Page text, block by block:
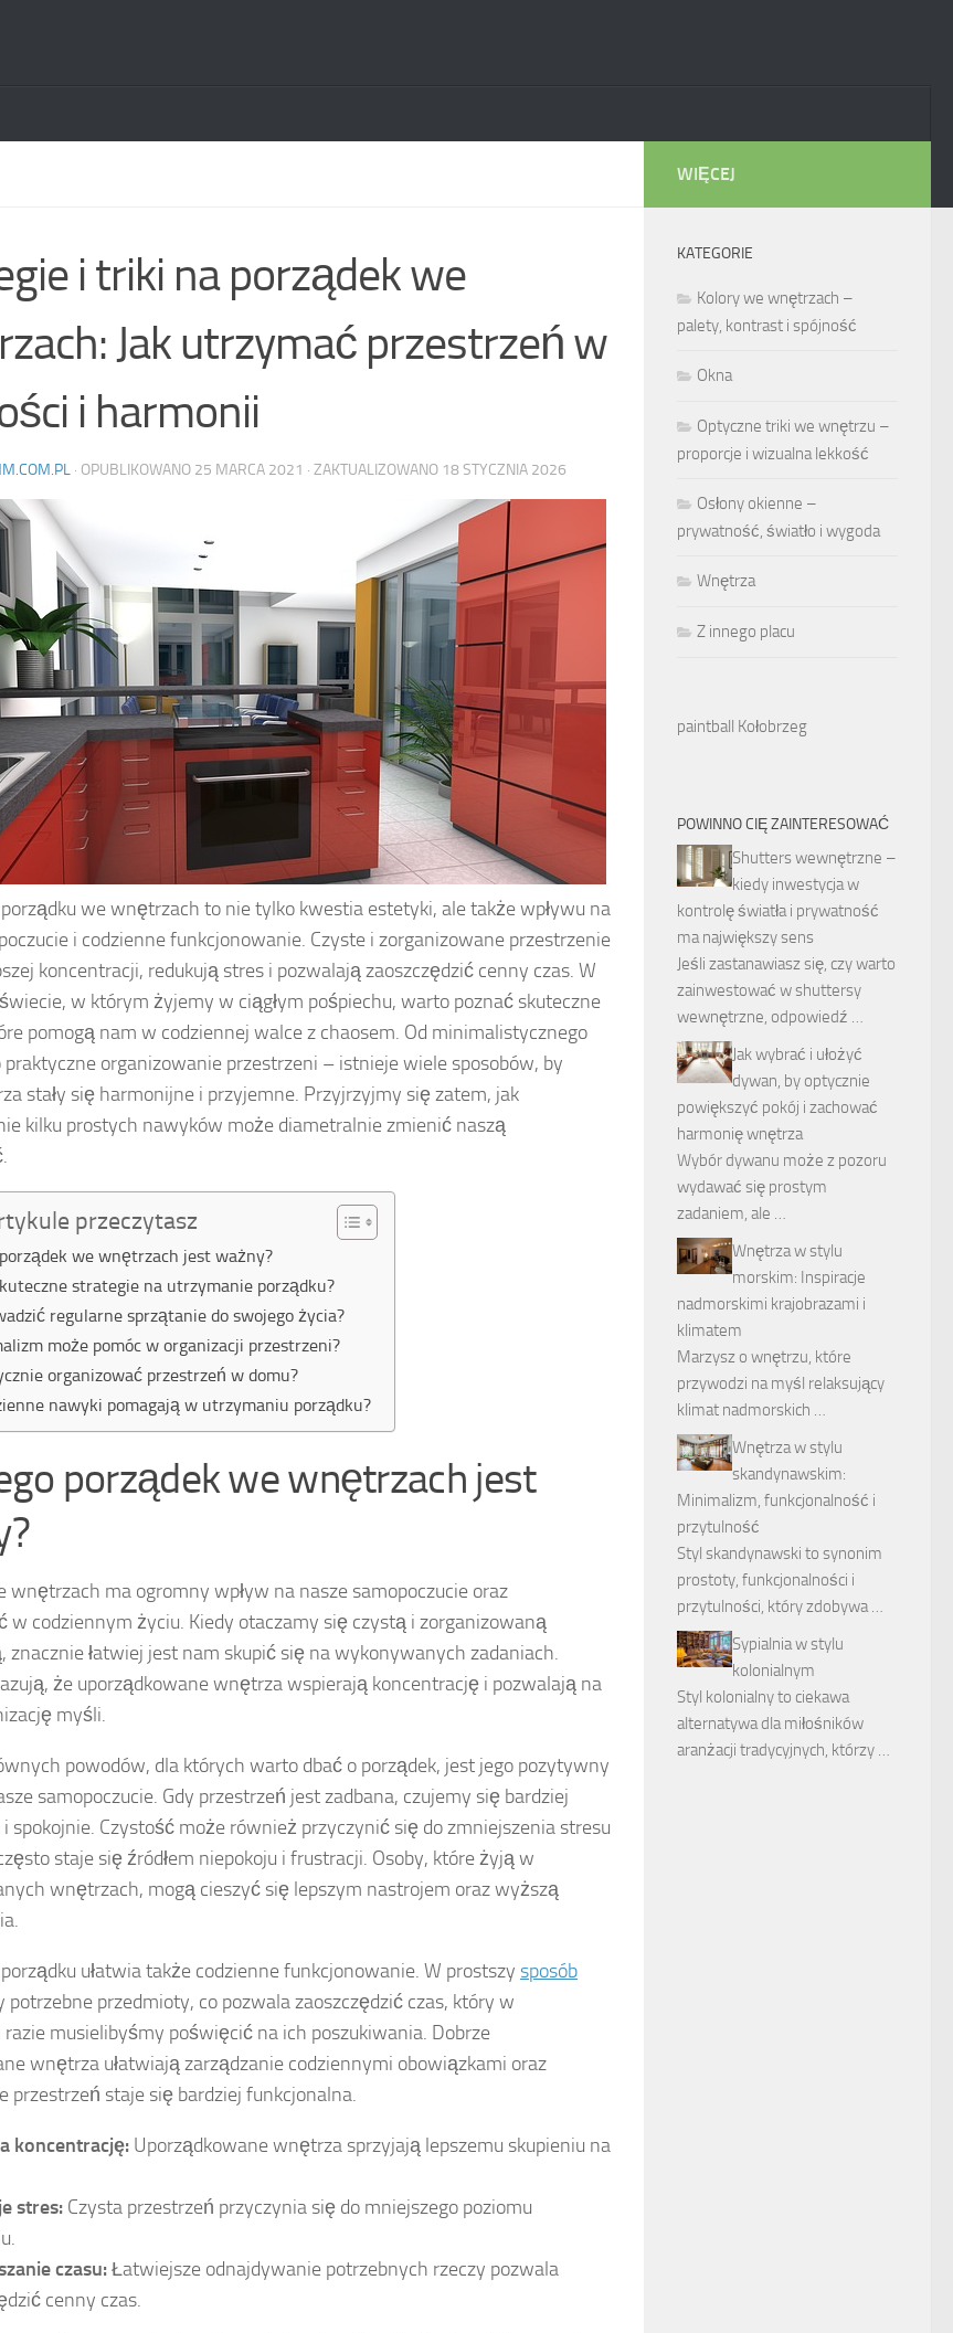
i triki na porządek we
Jak utrzymać przestrzeń w
i harmonii
· OPUBLIKOWANO 25 MARCA 2021 · ZAKTUALIZOWANO 18 STYCZNIA 2026
we wnętrzach to nie tylko kwestia estetyki, ale także wpływu na
i codzienne funkcjonowanie. Czyste i zorganizowane przestrzenie
koncentracji, redukują stres i pozwalają zaoszczędzić cenny czas. W
w którym żyjemy w ciągłym pośpiechu, warto poznać skuteczne
pomogą nam w codziennej walce z chaosem. Od minimalistycznego
praktyczne organizowanie przestrzeni – istnieje wiele sposobów, by
stały się harmonijne i przyjemne. Przyjrzyjmy się zatem, jak
kilku prostych nawyków może diametralnie zmienić naszą
przeczytasz
we wnętrzach jest ważny?
strategie na utrzymanie porządku?
regularne sprzątanie do swojego życia?
może pomóc w organizacji przestrzeni?
organizować przestrzeń w domu?
nawyki pomagają w utrzymaniu porządku?
porządek we wnętrzach jest
wnętrzach ma ogromny wpływ na nasze samopoczucie oraz
w codziennym życiu. Kiedy otaczamy się czystą i zorganizowaną
znacznie łatwiej jest nam skupić się na wykonywanych zadaniach.
że uporządkowane wnętrza wspierają koncentrację i pozwalają na
myśli.
powodów, dla których warto dbać o porządek, jest jego pozytywny
samopoczucie. Gdy przestrzeń jest zadbana, czujemy się bardziej
spokojnie. Czystość może również przyczynić się do zmniejszenia stresu
staje się źródłem niepokoju i frustracji. Osoby, które żyją w
wnętrzach, mogą cieszyć się lepszym nastrojem oraz wyższą
ułatwia także codzienne funkcjonowanie. W prostszy sposób
potrzebne przedmioty, co pozwala zaoszczędzić czas, który w
musielibyśmy poświęcić na ich poszukiwania. Dobrze
wnętrza ułatwiają zarządzanie codziennymi obowiązkami oraz
przestrzeń staje się bardziej funkcjonalna.
koncentrację: Uporządkowane wnętrza sprzyjają lepszemu skupieniu na
stres: Czysta przestrzeń przyczynia się do mniejszego poziomu
czasu:Łatwiejsze odnajdywanie potrzebnych rzeczy pozwala
cenny czas.
WIĘCEJ
KATEGORIE
Kolory we wnętrzach –
palety, kontrast i spójność
Okna
Optyczne triki we wnętrzu –
proporcje i wizualna lekkość
Osłony okienne –
prywatność, światło i wygoda
Wnętrza
Z innego placu
paintball Kołobrzeg
POWINNO CIĘ ZAINTERESOWAĆ
Shutters wewnętrzne –
kiedy inwestycja w
kontrolę światła i prywatność
ma największy sens
Jeśli zastanawiasz się, czy warto
zainwestować w shuttersy
wewnętrzne, odpowiedź …
Jak wybrać i ułożyć
dywan, by optycznie
powiększyć pokój i zachować
harmonię wnętrza
Wybór dywanu może z pozoru
wydawać się prostym
zadaniem, ale …
Wnętrza w stylu
morskim: Inspiracje
nadmorskimi krajobrazami i
klimatem
Marzysz o wnętrzu, które
przywodzi na myśl relaksujący
klimat nadmorskich …
Wnętrza w stylu
skandynawskim:
Minimalizm, funkcjonalność i
przytulność
Styl skandynawski to synonim
prostoty, funkcjonalności i
przytulności, który zdobywa …
Sypialnia w stylu
kolonialnym
Styl kolonialny to ciekawa
alternatywa dla miłośników
aranżacji tradycyjnych, którzy …